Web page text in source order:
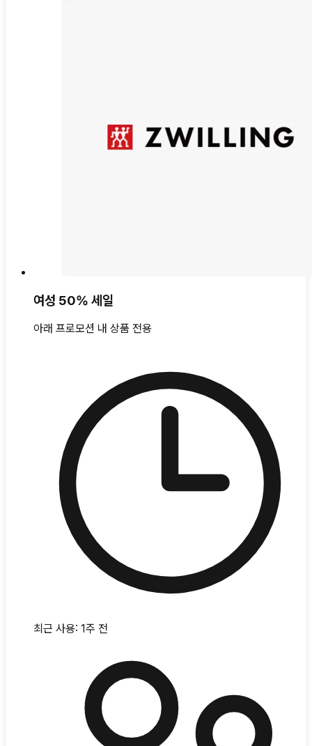
여성 50% 세일
아래 프로모션 내 상품 전용
최근 사용: 1주 전